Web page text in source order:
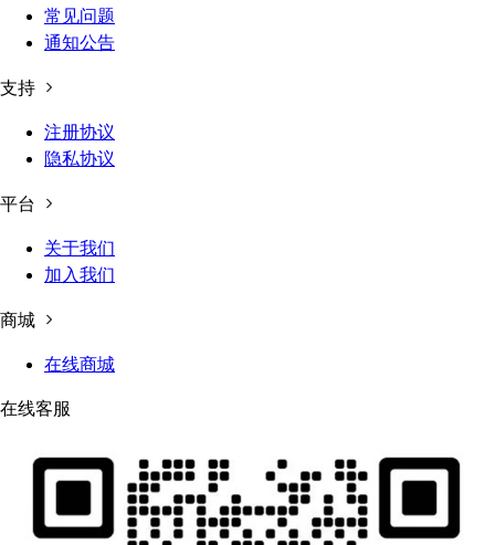
常见问题
通知公告
支持
注册协议
隐私协议
平台
关于我们
加入我们
商城
在线商城
在线客服